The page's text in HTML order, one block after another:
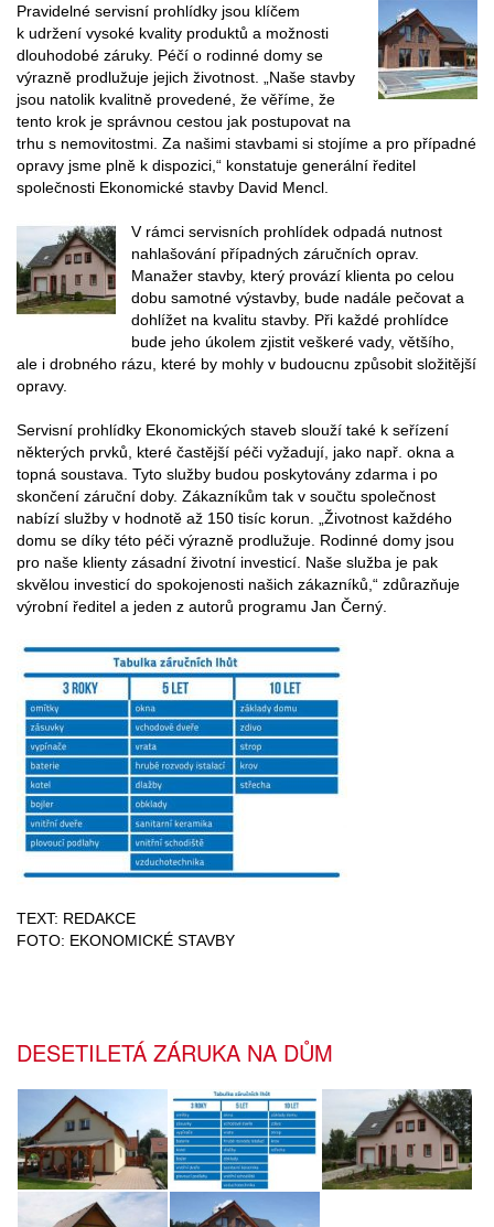
Pravidelné servisní prohlídky jsou klíčem
k udržení vysoké kvality produktů a možnosti
dlouhodobé záruky. Péčí o rodinné domy se
výrazně prodlužuje jejich životnost. „Naše stavby
jsou natolik kvalitně provedené, že věříme, že
tento krok je správnou cestou jak postupovat na
trhu s nemovitostmi. Za našimi stavbami si stojíme a pro případné
opravy jsme plně k dispozici,“ konstatuje generální ředitel
společnosti Ekonomické stavby David Mencl.
V rámci servisních prohlídek odpadá nutnost
nahlašování případných záručních oprav.
Manažer stavby, který provází klienta po celou
dobu samotné výstavby, bude nadále pečovat a
dohlížet na kvalitu stavby. Při každé prohlídce
bude jeho úkolem zjistit veškeré vady, většího,
ale i drobného rázu, které by mohly v budoucnu způsobit složitější
opravy.
Servisní prohlídky Ekonomických staveb slouží také k seřízení
některých prvků, které častější péči vyžadují, jako např. okna a
topná soustava. Tyto služby budou poskytovány zdarma i po
skončení záruční doby. Zákazníkům tak v součtu společnost
nabízí služby v hodnotě až 150 tisíc korun. „Životnost každého
domu se díky této péči výrazně prodlužuje. Rodinné domy jsou
pro naše klienty zásadní životní investicí. Naše služba je pak
skvělou investicí do spokojenosti našich zákazníků,“ zdůrazňuje
výrobní ředitel a jeden z autorů programu Jan Černý.
TEXT: REDAKCE
FOTO: EKONOMICKÉ STAVBY
DESETILETÁ ZÁRUKA NA DŮM